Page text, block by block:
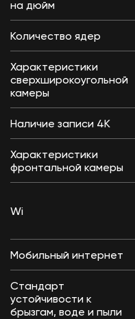
на дюйм
Количество ядер
Характеристики
сверхширокоугольной
камеры
Наличие записи 4К
Характеристики
фронтальной камеры
Wi
Мобильный интернет
Стандарт
устойчивости к
брызгам, воде и пыли